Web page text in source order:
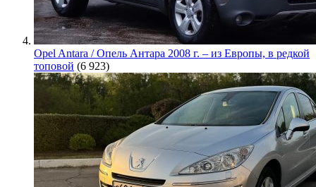
Opel Antara / Опель Антара 2008 г. – из Европы, в редкой
топовой (6 923)